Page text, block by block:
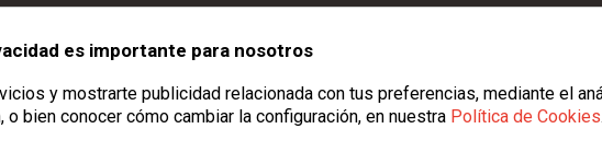
es importante para nosotros
y mostrarte publicidad relacionada con tus preferencias, mediante el
bien conocer cómo cambiar la configuración, en nuestra Política de Cookies.